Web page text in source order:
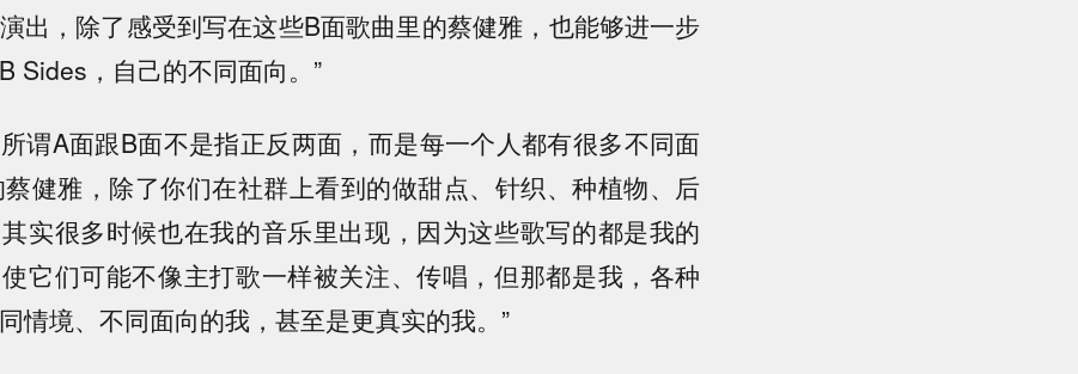
出，除了感受到写在这些B面歌曲里的蔡健雅，也能够进一步
Sides，自己的不同面向。”
谓A面跟B面不是指正反两面，而是每一个人都有很多不同面
蔡健雅，除了你们在社群上看到的做甜点、针织、种植物、后
实很多时候也在我的音乐里出现，因为这些歌写的都是我的
它们可能不像主打歌一样被关注、传唱，但那都是我，各种
情境、不同面向的我，甚至是更真实的我。”